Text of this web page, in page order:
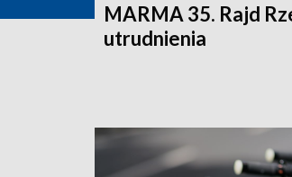
MARMA 35. Rajd
utrudnienia